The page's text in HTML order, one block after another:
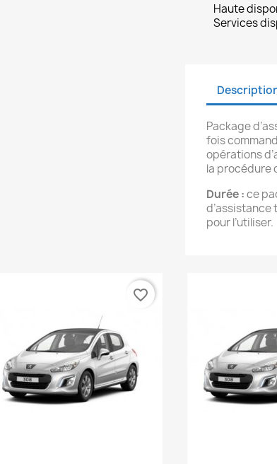
Haute
Services
Package
fois
opérations
la procédure
Durée :ce
d’assistance
pour l’utiliser.
favorite_border